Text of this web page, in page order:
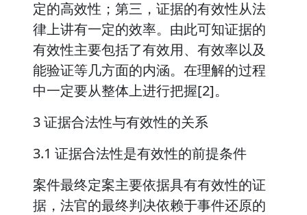
定的高效性；第三，证据的有效性从法
律上讲有一定的效率。由此可知证据的
有效性主要包括了有效用、有效率以及
能验证等几方面的内涵。在理解的过程
中一定要从整体上进行把握[2]。
3 证据合法性与有效性的关系
3.1 证据合法性是有效性的前提条件
案件最终定案主要依据具有有效性的证
据，法官的最终判决依赖于事件还原的